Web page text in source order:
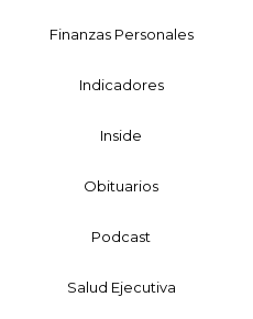
Finanzas Personales
Indicadores
Inside
Obituarios
Podcast
Salud Ejecutiva